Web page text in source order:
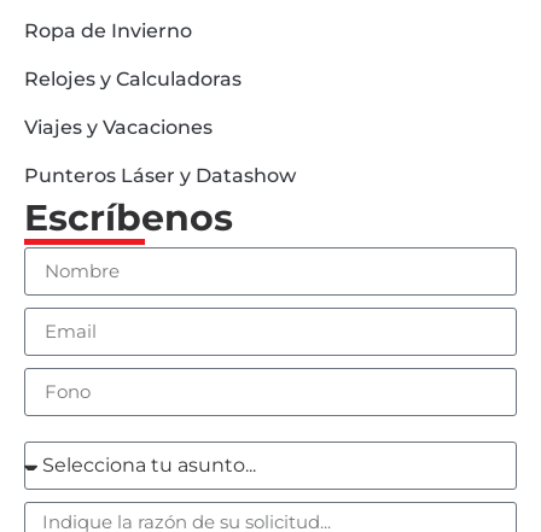
Ropa de Invierno
Relojes y Calculadoras
Viajes y Vacaciones
Punteros Láser y Datashow
Escríbenos